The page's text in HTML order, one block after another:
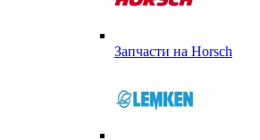
Запчасти на Horsch